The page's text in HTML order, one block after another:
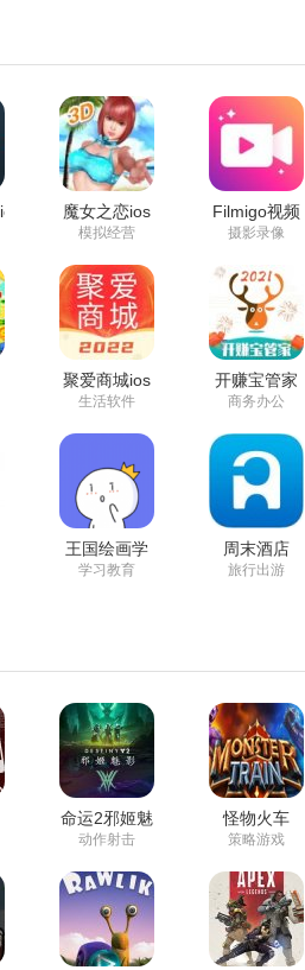
魔女之恋ios
版苹果版
模拟经营
Filmigo视频
剪辑ios版
摄影录像
聚爱商城ios
版
生活软件
开赚宝管家
ios版
商务办公
王国绘画学
院ios版
学习教育
周末酒店
appios版
旅行出游
命运2邪姬魅
影
动作射击
怪物火车
策略游戏